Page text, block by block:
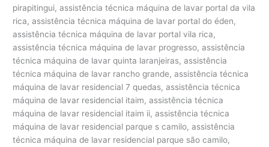
pirapitingui, assistência técnica máquina de lavar portal da vila
rica, assistência técnica máquina de lavar portal do éden,
assistência técnica máquina de lavar portal vila rica,
assistência técnica máquina de lavar progresso, assistência
técnica máquina de lavar quinta laranjeiras, assistência
técnica máquina de lavar rancho grande, assistência técnica
máquina de lavar residencial 7 quedas, assistência técnica
máquina de lavar residencial itaim, assistência técnica
máquina de lavar residencial itaim ii, assistência técnica
máquina de lavar residencial parque s camilo, assistência
técnica máquina de lavar residencial parque são camilo,